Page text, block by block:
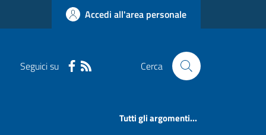
Accedi all'area personale
Seguici su Cerca
Tutti gli argomenti...